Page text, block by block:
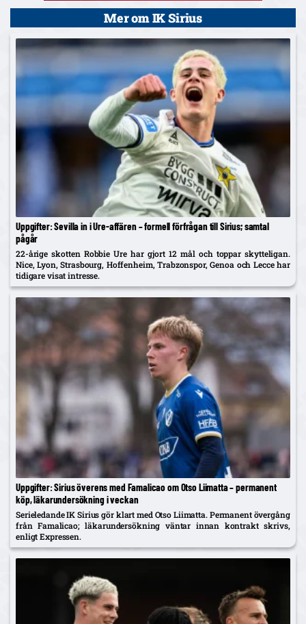
Mer om IK Sirius
Uppgifter: Sevilla in i Ure-affären – formell förfrågan till Sirius; samtal
pågår
22-årige skotten Robbie Ure har gjort 12 mål och toppar skytteligan.
Nice, Lyon, Strasbourg, Hoffenheim, Trabzonspor, Genoa och Lecce har
tidigare visat intresse.
Uppgifter: Sirius överens med Famalicao om Otso Liimatta – permanent
köp, läkarundersökning i veckan
Serieledande IK Sirius gör klart med Otso Liimatta. Permanent övergång
från Famalicao; läkarundersökning väntar innan kontrakt skrivs,
enligt Expressen.